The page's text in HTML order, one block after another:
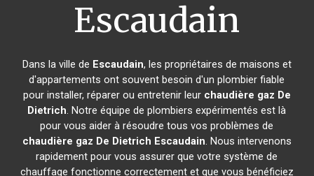
Escaudain
Dans la ville de Escaudain, les propriétaires de maisons et
d'appartements ont souvent besoin d'un plombier fiable
pour installer, réparer ou entretenir leur chaudière gaz De
Dietrich. Notre équipe de plombiers expérimentés est là
pour vous aider à résoudre tous vos problèmes de
chaudière gaz De Dietrich Escaudain. Nous intervenons
rapidement pour vous assurer que votre système de
chauffage fonctionne correctement et que vous bénéficiez